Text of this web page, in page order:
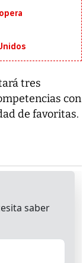
tres
con
de favoritas.
...